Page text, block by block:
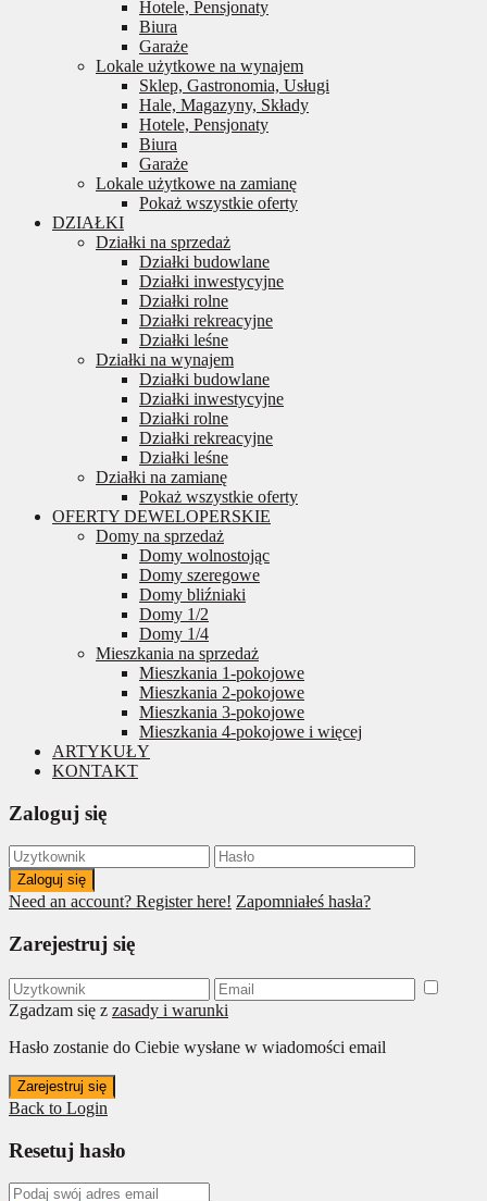
Hotele, Pensjonaty
Biura
Garaże
Lokale użytkowe na wynajem
Sklep, Gastronomia, Usługi
Hale, Magazyny, Składy
Hotele, Pensjonaty
Biura
Garaże
Lokale użytkowe na zamianę
Pokaż wszystkie oferty
DZIAŁKI
Działki na sprzedaż
Działki budowlane
Działki inwestycyjne
Działki rolne
Działki rekreacyjne
Działki leśne
Działki na wynajem
Działki budowlane
Działki inwestycyjne
Działki rolne
Działki rekreacyjne
Działki leśne
Działki na zamianę
Pokaż wszystkie oferty
OFERTY DEWELOPERSKIE
Domy na sprzedaż
Domy wolnostojąc
Domy szeregowe
Domy bliźniaki
Domy 1/2
Domy 1/4
Mieszkania na sprzedaż
Mieszkania 1-pokojowe
Mieszkania 2-pokojowe
Mieszkania 3-pokojowe
Mieszkania 4-pokojowe i więcej
ARTYKUŁY
KONTAKT
Zaloguj się
Zaloguj się
Need an account? Register here! Zapomniałeś hasła?
Zarejestruj się
Zgadzam się z zasady i warunki
Hasło zostanie do Ciebie wysłane w wiadomości email
Zarejestruj się
Back to Login
Resetuj hasło